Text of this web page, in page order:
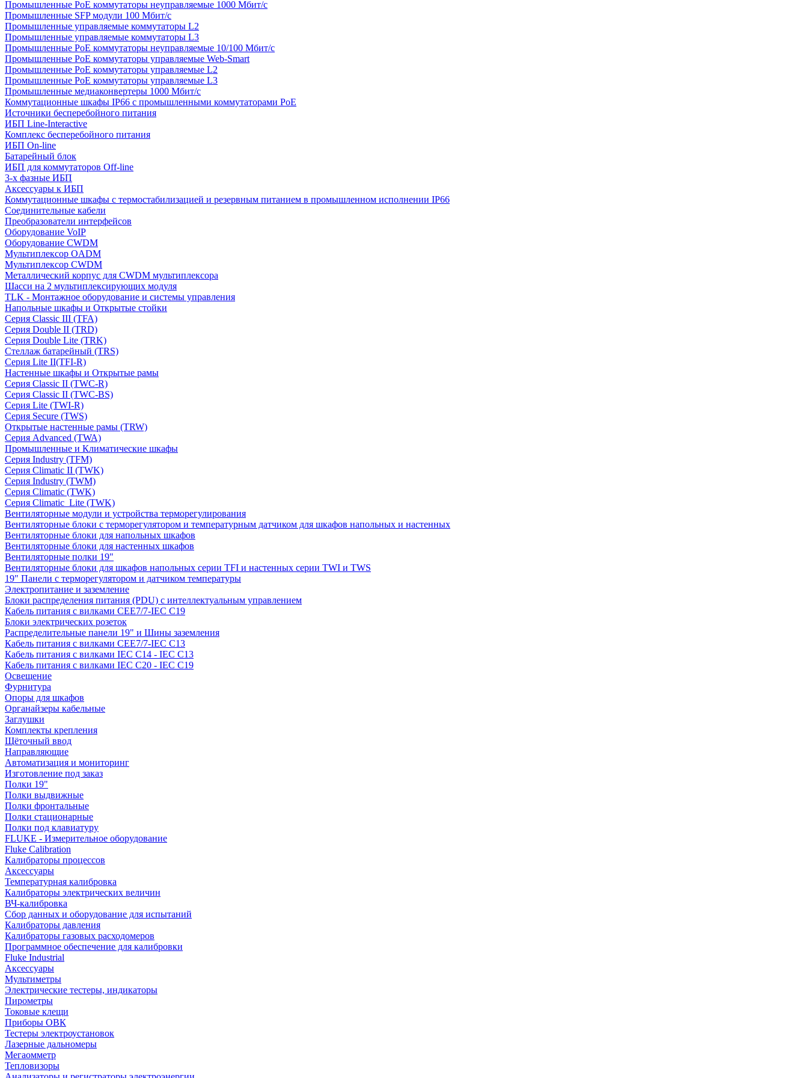
Промышленные PoE коммутаторы неуправляемые 1000 Мбит/с
Промышленные SFP модули 100 Мбит/c
Промышленные управляемые коммутаторы L2
Промышленные управляемые коммутаторы L3
Промышленные PoE коммутаторы неуправляемые 10/100 Мбит/с
Промышленные PoE коммутаторы управляемые Web-Smart
Промышленные PoE коммутаторы управляемые L2
Промышленные PoE коммутаторы управляемые L3
Промышленные медиаконвертеры 1000 Мбит/с
Коммутационные шкафы IP66 c промышленными коммутаторами PoE
Источники бесперебойного питания
ИБП Line-Interactive
Комплекс бесперебойного питания
ИБП On-line
Батарейный блок
ИБП для коммутаторов Off-line
3-х фазные ИБП
Аксессуары к ИБП
Коммутационные шкафы с термостабилизацией и резервным питанием в промышленном исполнении IP66
Соединительные кабели
Преобразователи интерфейсов
Оборудование VoIP
Оборудование CWDM
Мультиплекcор OADM
Мультиплексор CWDM
Металлический корпус для CWDM мультиплексора
Шасси на 2 мультиплексирующих модуля
TLK - Монтажное оборудование и системы управления
Напольные шкафы и Открытые стойки
Серия Classic III (TFA)
Серия Double II (TRD)
Серия Double Lite (TRK)
Стеллаж батарейный (TRS)
Серия Lite II(TFI-R)
Настенные шкафы и Открытые рамы
Серия Classic II (TWC-R)
Серия Classic II (TWC-BS)
Серия Lite (TWI-R)
Серия Secure (TWS)
Открытые настенные рамы (TRW)
Серия Advanced (TWA)
Промышленные и Климатические шкафы
Серия Industry (TFM)
Серия Climatic II (TWK)
Серия Industry (TWM)
Серия Climatic (TWK)
Серия Climatic_Lite (TWK)
Вентиляторные модули и устройства терморегулирования
Вентиляторные блоки с терморегулятором и температурным датчиком для шкафов напольных и настенных
Вентиляторные блоки для напольных шкафов
Вентиляторные блоки для настенных шкафов
Вентиляторные полки 19"
Вентиляторные блоки для шкафов напольных серии TFI и настенных серии TWI и TWS
19" Панели с терморегулятором и датчиком температуры
Электропитание и заземление
Блоки распределения питания (PDU) с интеллектуальным управлением
Кабель питания с вилками CEE7/7-IEC C19
Блоки электрических розеток
Распределительные панели 19" и Шины заземления
Кабель питания с вилками CEE7/7-IEC C13
Кабель питания с вилками IEC C14 - IEC C13
Кабель питания с вилками IEC C20 - IEC C19
Освещение
Фурнитура
Опоры для шкафов
Органайзеры кабельные
Заглушки
Комплекты крепления
Щёточный ввод
Направляющие
Автоматизация и мониторинг
Изготовление под заказ
Полки 19"
Полки выдвижные
Полки фронтальные
Полки стационарные
Полки под клавиатуру
FLUKE - Измерительное оборудование
Fluke Calibration
Калибраторы процессов
Аксессуары
Температурная калибровка
Калибраторы электрических величин
ВЧ-калибровка
Сбор данных и оборудование для испытаний
Калибраторы давления
Калибраторы газовых расходомеров
Программное обеспечение для калибровки
Fluke Industrial
Аксессуары
Мультиметры
Электрические тестеры, индикаторы
Пирометры
Токовые клещи
Приборы ОВК
Тестеры электроустановок
Лазерные дальномеры
Мегаомметр
Тепловизоры